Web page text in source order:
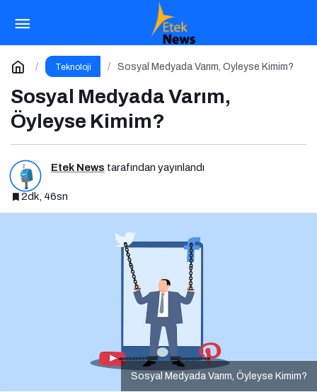
Teknoloji Sosyal Medyada Varım, Öyleyse Kimim?
Sosyal Medyada Varım,
Öyleyse Kimim?
Etek News tarafından yayınlandı
2dk, 46sn
Sosyal Medyada Varım, Öyleyse Kimim?
Fiber Hızında Gelişen Uçurum: Kimler Bağlı,
Kimler Dışarıda
Yorum Yap